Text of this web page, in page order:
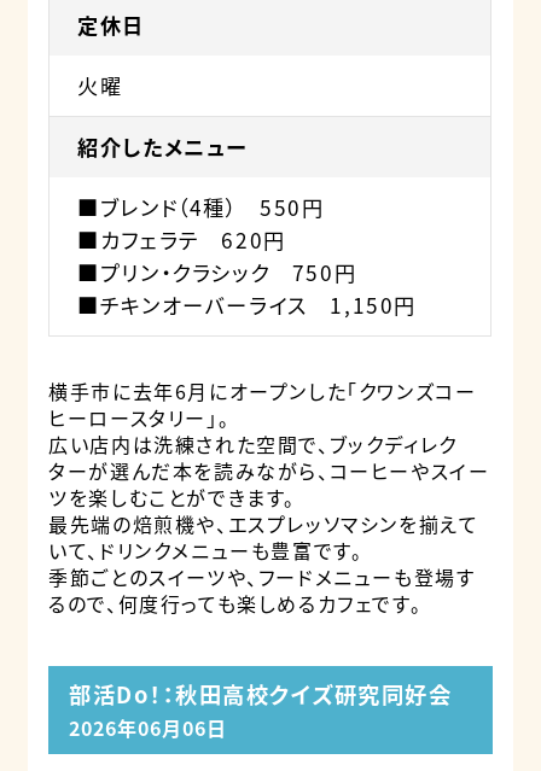
定休日
火曜
紹介したメニュー
■ブレンド（4種） 550円
■カフェラテ 620円
■プリン・クラシック 750円
■チキンオーバーライス 1,150円
横手市に去年6月にオープンした「クワンズコー
ヒーロースタリー」。
広い店内は洗練された空間で、ブックディレク
ターが選んだ本を読みながら、コーヒーやスイー
ツを楽しむことができます。
最先端の焙煎機や、エスプレッソマシンを揃えて
いて、ドリンクメニューも豊富です。
季節ごとのスイーツや、フードメニューも登場す
るので、何度行っても楽しめるカフェです。
部活Do！：秋田高校クイズ研究同好会
2026年06月06日